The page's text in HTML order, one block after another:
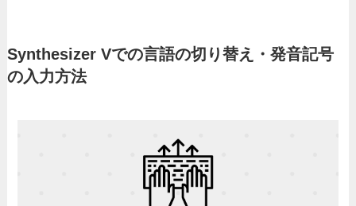
Synthesizer Vでの言語の切り替え・発音記号
の入力方法